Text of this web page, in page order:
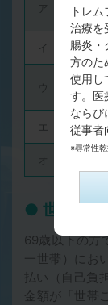
トレ
治療を
腸炎・
方のた
使用し
す。医
ならび
従事者
※尋常性
イ 年収約
ウ
年収
エ 年収
オ
世帯合算
69歳以下の方
一世帯）に
払い（自己負
金額が「世帯